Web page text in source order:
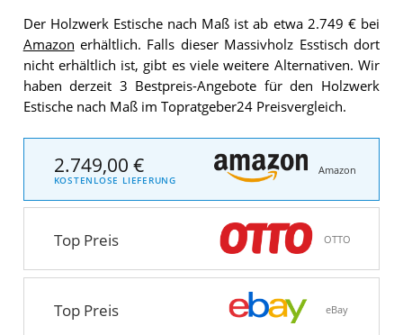
Der Holzwerk Estische nach Maß ist ab etwa 2.749 € bei
Amazon erhältlich. Falls dieser Massivholz Esstisch dort
nicht erhältlich ist, gibt es viele weitere Alternativen. Wir
haben derzeit 3 Bestpreis-Angebote für den Holzwerk
Estische nach Maß im Topratgeber24 Preisvergleich.
2.749,00 €
KOSTENLOSE LIEFERUNG
Amazon
Top Preis OTTO
Top Preis eBay